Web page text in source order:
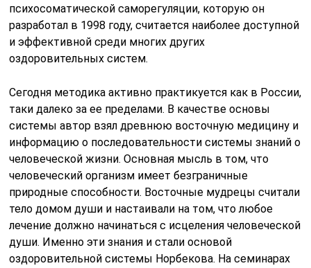
психосоматической саморегуляции, которую он
разработал в 1998 году, считается наиболее доступной
и эффективной среди многих других
оздоровительных систем.
Сегодня методика активно практикуется как в России,
таки далеко за ее пределами. В качестве основы
системы автор взял древнюю восточную медицину и
информацию о последовательности системы знаний о
человеческой жизни. Основная мысль в том, что
человеческий организм имеет безграничные
природные способности. Восточные мудрецы считали
тело домом души и настаивали на том, что любое
лечение должно начинаться с исцеления человеческой
души. Именно эти знания и стали основой
оздоровительной системы Норбекова. На семинарах